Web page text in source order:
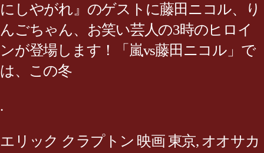
にしやがれ』のゲストに藤田ニコル、り
んごちゃん、お笑い芸人の3時のヒロイ
ンが登場します！「嵐vs藤田ニコル」で
は、この冬
.
エリック クラプトン 映画 東京, オオサカ